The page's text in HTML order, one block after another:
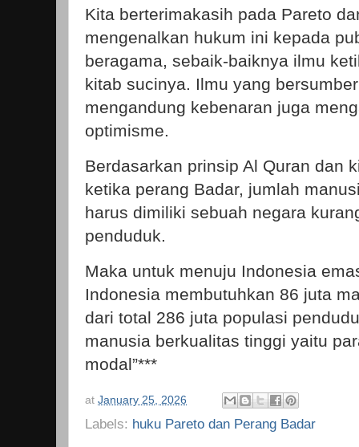
Kita berterimakasih pada Pareto
mengenalkan hukum ini kepada
beragama, sebaik-baiknya ilmu
kitab sucinya. Ilmu yang
mengandung kebenaran juga
optimisme.
Berdasarkan prinsip Al Quran dan
ketika perang Badar, jumlah
harus dimiliki sebuah negara
penduduk.
Maka untuk menuju Indonesia
Indonesia membutuhkan 86 juta
dari total 286 juta populasi
manusia berkualitas tinggi yaitu
modal”***
at January 25, 2026
Labels: huku Pareto dan Perang Badar